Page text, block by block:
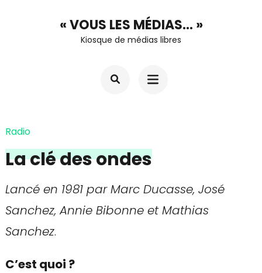
« VOUS LES MÉDIAS… »
Kiosque de médias libres
Radio
La clé des ondes
Lancé en 1981 par Marc Ducasse, José
Sanchez, Annie Bibonne et Mathias
Sanchez.
C’est quoi ?